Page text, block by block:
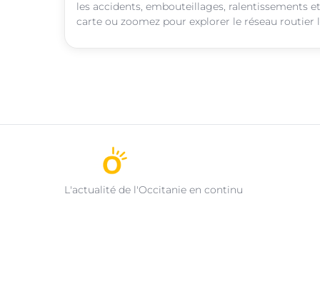
les accidents, embouteillages, ralentissements
carte ou zoomez pour explorer le réseau routier
L'actualité de l'Occitanie en continu